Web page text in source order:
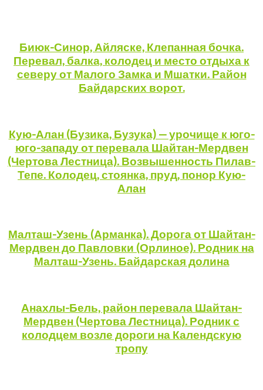
Биюк-Синор, Айляске, Клепанная бочка.
Перевал, балка, колодец и место отдыха к
северу от Малого Замка и Мшатки. Район
Байдарских ворот.
Кую-Алан (Бузика, Бузука) — урочище к юго-
юго-западу от перевала Шайтан-Мердвен
(Чертова Лестница). Возвышенность Пилав-
Тепе. Колодец, стоянка, пруд, понор Кую-
Алан
Малташ-Узень (Арманка). Дорога от Шайтан-
Мердвен до Павловки (Орлиное). Родник на
Малташ-Узень. Байдарская долина
Анахлы-Бель, район перевала Шайтан-
Мердвен (Чертова Лестница). Родник с
колодцем возле дороги на Календскую
тропу